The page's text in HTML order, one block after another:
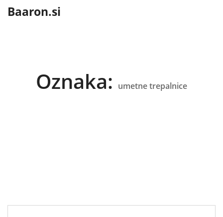
Baaron.si
Oznaka: umetne trepalnice